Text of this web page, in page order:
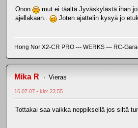
Onon
mut ei täältä Jyväskylästä ihan
ajellakaan..
Joten ajattelin kysyä jo
Hong Nor X2-CR PRO --- WERKS --- RC-
Mika R Vieras
16.07.07 - klo: 23.55
Tottakai saa vaikka neppiksellä jos siltä